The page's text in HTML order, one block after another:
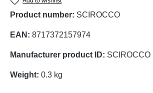
Product number: SCIROCCO
EAN: 8717372157974
Manufacturer product ID: SCIROCCO
Weight: 0.3 kg